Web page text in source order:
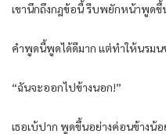
เขานึกถึงกฎข้อนี้ รีบพยักหน้าพูดขึ้น
คำพูดนี้พูดได้ดีมาก แต่ทำให้นรมน
“ฉันจะออกไปข้างนอก!”
เธอเบ้ปาก พูดขึ้นอย่างค่อนข้างน้อ